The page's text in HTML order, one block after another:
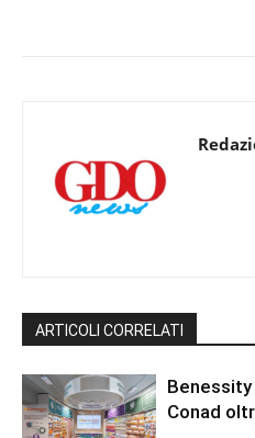
ARTICOLI CORRELATI
Conad